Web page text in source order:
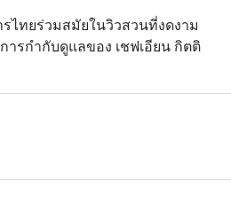
ไทยร่วมสมัยในวิวสวนที่งดงาม
ารกำกับดูแลของ เชฟเอียน กิตติ
วยทีมงาน. เมนูต่างๆใช้วัตถุดิบใน
งที่เป็นเอกลักษณ์จากทั้งสี่ภาค
ย็น